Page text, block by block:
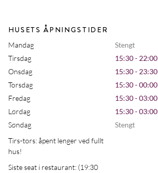
HUSETS ÅPNINGSTIDER
Mandag
Stengt
Tirsdag
15:30 - 22:00
Onsdag
15:30 - 23:30
Torsdag
15:30 - 00:00
Fredag
15:30 - 03:00
Lørdag
15:30 - 03:00
Søndag
Stengt
Tirs-tors: åpent lenger ved fullt
hus!
Siste seat i restaurant: (19:30